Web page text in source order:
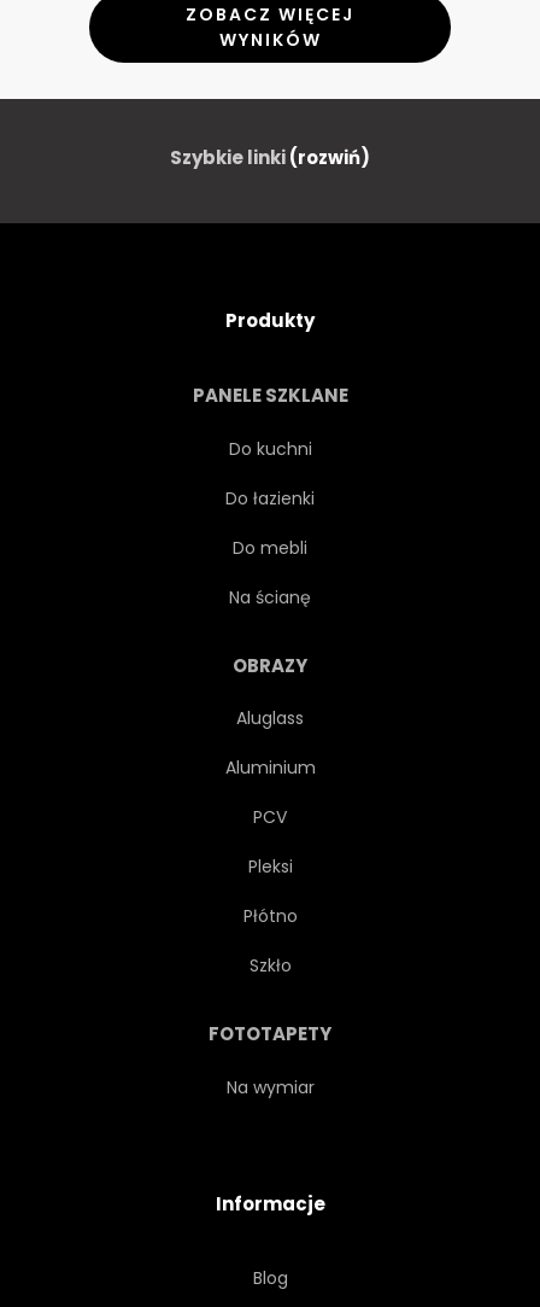
ZOBACZ WIĘCEJ
WYNIKÓW
Szybkie linki(rozwiń)
Produkty
PANELE SZKLANE
Do kuchni
Do łazienki
Do mebli
Na ścianę
OBRAZY
Aluglass
Aluminium
PCV
Pleksi
Płótno
Szkło
FOTOTAPETY
Na wymiar
Informacje
Blog